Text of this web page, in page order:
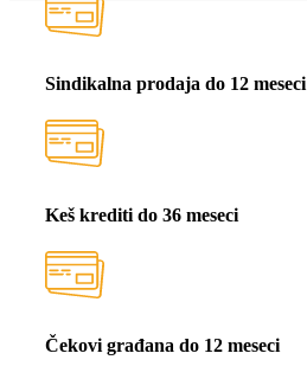
Sindikalna prodaja do 12 meseci
Keš krediti do 36 meseci
Čekovi građana do 12 meseci